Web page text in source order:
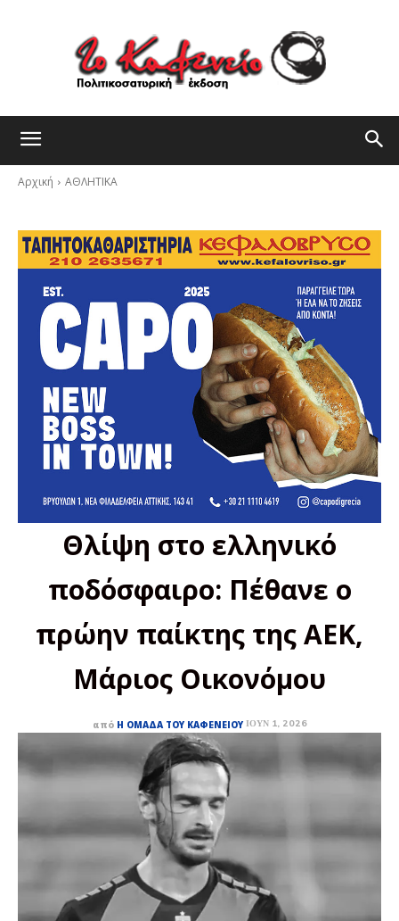
Αρχική ΑΘΛΗΤΙΚΑ
Θλίψη στο ελληνικό
ποδόσφαιρο: Πέθανε ο
πρώην παίκτης της ΑΕΚ,
Μάριος Οικονόμου
από Η ΟΜΆΔΑ ΤΟΥ ΚΑΦΕΝΕΊΟΥ ΙΟΎΝ 1, 2026